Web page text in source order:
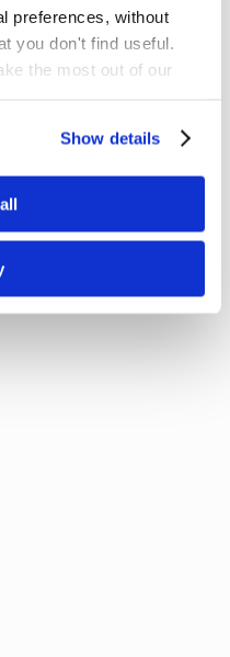
preferences, without
you don't find useful.
the most out of our
Show details